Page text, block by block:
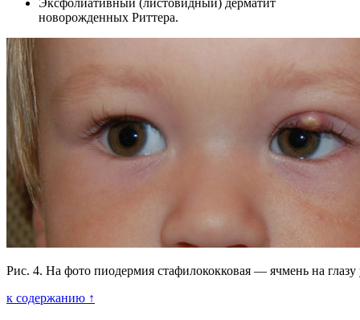
новорожденных Риттера.
Рис. 4. На фото пиодермия стафилококковая — ячмень на глазу
к содержанию ↑